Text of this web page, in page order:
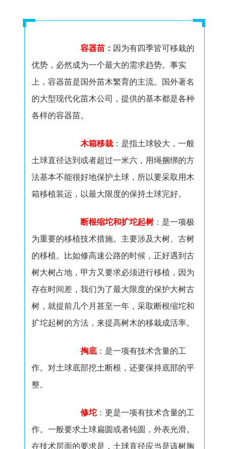
容器苗： 因为有四季皆可移栽的
优势，必然成为一个最大的需求趋势。事实
上，容器苗是国外苗木繁育的主流。国外著名
的大型现代化苗木公司，提供的基本都是各种
各样的容器苗。
木箱移栽：是指土球较大，一般
土球直径达到或者超过一米六，用绳捆绑的方
法基本不能很好地保护土球，所以要采取用木
箱移植装运，以最大限度的保持土球完好。
断根缩坨和扩坨起树：是一项极
为重要的移植技术措施。主要涉及大树、古树
的移植。比如修高速公路的时候，正好遇到古
树大树占地，甲方又要求必须进行移植，因为
存在时间差，我们为了最大限度的保护大树古
树，就提前几个月甚至一年，采取断根缩坨和
扩坨起树的方法，来提高树木的移栽成活率。
掏底：是一项有技术含量的工
作。对土球底部挖土断根，还要保持底部的平
整。
修坨：更是一项有技术含量的工
作。一般要求土球扁圆或者钝圆，外表光滑。
在技术层面的要求是，土球直径应当是该树胸